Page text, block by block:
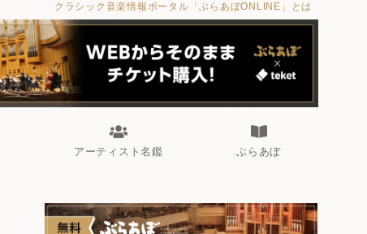
クラシック音楽情報ポータル「ぶらあぼONLINE」とは
アーティスト名鑑 ぶらあぼ